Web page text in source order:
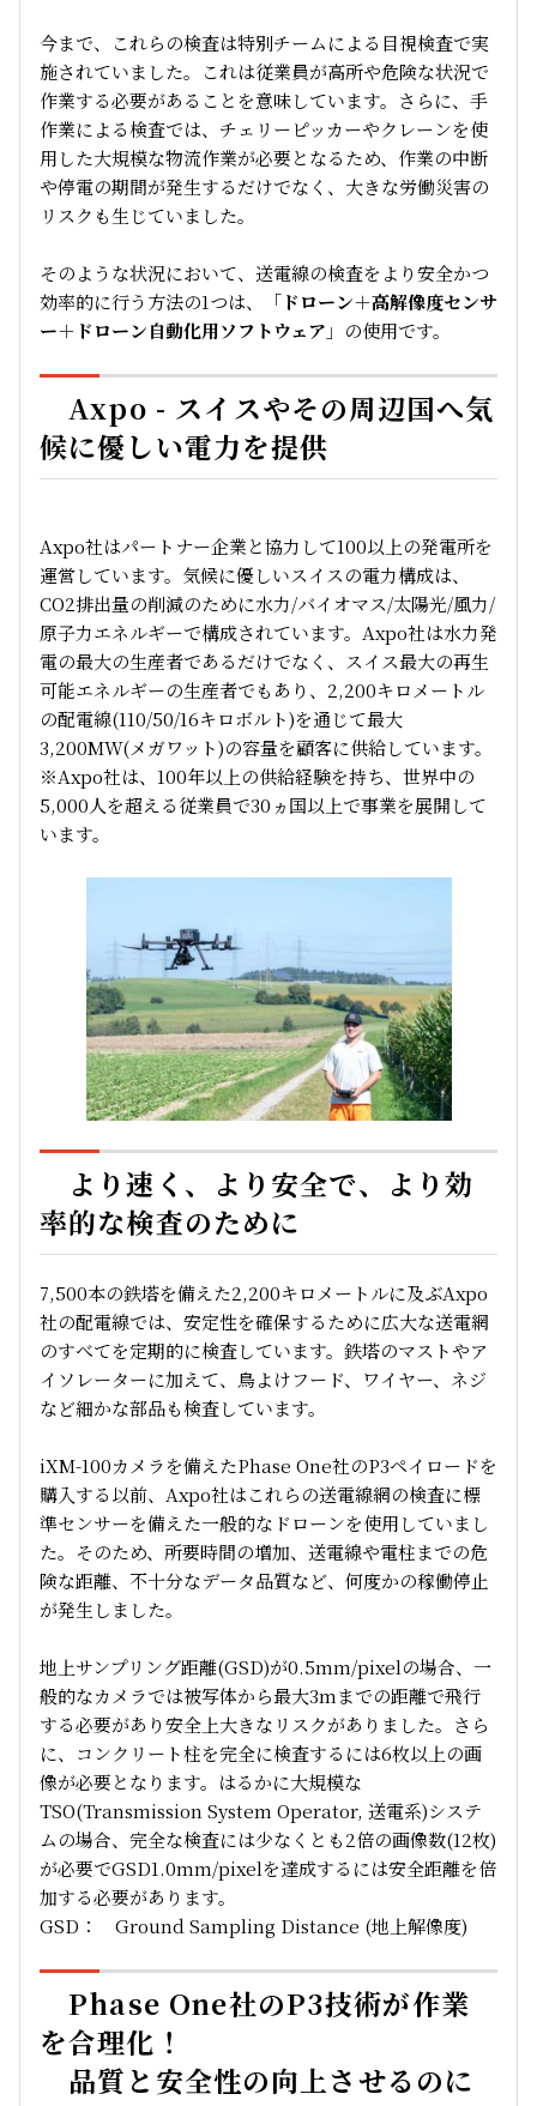
今まで、これらの検査は特別チームによる目視検査で実
施されていました。これは従業員が高所や危険な状況で
作業する必要があることを意味しています。さらに、手
作業による検査では、チェリーピッカーやクレーンを使
用した大規模な物流作業が必要となるため、作業の中断
や停電の期間が発生するだけでなく、大きな労働災害の
リスクも生じていました。
そのような状況において、送電線の検査をより安全かつ
効率的に行う方法の1つは、「ドローン＋高解像度センサ
ー＋ドローン自動化用ソフトウェア 」の使用です。
Axpo - スイスやその周辺国へ気
候に優しい電力を提供
Axpo社はパートナー企業と協力して100以上の発電所を
運営しています。気候に優しいスイスの電力構成は、
CO2排出量の削減のために水力/バイオマス/太陽光/風力/
原子力エネルギーで構成されています。Axpo社は水力発
電の最大の生産者であるだけでなく、スイス最大の再生
可能エネルギーの生産者でもあり、2,200キロメートル
の配電線(110/50/16キロボルト)を通じて最大
3,200MW(メガワット)の容量を顧客に供給しています。
※Axpo社は、100年以上の供給経験を持ち、世界中の
5,000人を超える従業員で30ヵ国以上で事業を展開して
います。
より速く、より安全で、より効
率的な検査のために
7,500本の鉄塔を備えた2,200キロメートルに及ぶAxpo
社の配電線では、安定性を確保するために広大な送電網
のすべてを定期的に検査しています。鉄塔のマストやア
イソレーターに加えて、鳥よけフード、ワイヤー、ネジ
など細かな部品も検査しています。
iXM-100カメラを備えたPhase One社のP3ペイロードを
購入する以前、Axpo社はこれらの送電線網の検査に標
準センサーを備えた一般的なドローンを使用していまし
た。そのため、所要時間の増加、送電線や電柱までの危
険な距離、不十分なデータ品質など、何度かの稼働停止
が発生しました。
地上サンプリング距離(GSD)が0.5mm/pixelの場合、一
般的なカメラでは被写体から最大3mまでの距離で飛行
する必要があり安全上大きなリスクがありました。さら
に、コンクリート柱を完全に検査するには6枚以上の画
像が必要となります。はるかに大規模な
TSO(Transmission System Operator, 送電系)システ
ムの場合、完全な検査には少なくとも2倍の画像数(12枚)
が必要でGSD1.0mm/pixelを達成するには安全距離を倍
加する必要があります。
GSD： Ground Sampling Distance (地上解像度)
Phase One社のP3技術が作業
を合理化！
品質と安全性の向上させるのに